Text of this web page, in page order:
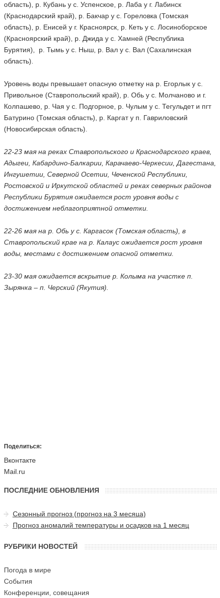
область), р. Кубань у с. Успенское, р. Лаба у г. Лабинск
(Краснодарский край), р. Бакчар у с. Гореловка (Томская
область), р. Енисей у г. Красноярск, р. Кеть у с. Лосиноборское
(Красноярский край), р. Джида у с. Хамней (Республика
Бурятия), р. Тымь у с. Ныш, р. Вал у с. Вал (Сахалинская
область).
Уровень воды превышает опасную отметку на р. Егорлык у с.
Привольное (Ставропольский край), р. Обь у с. Молчаново и г.
Колпашево, р. Чая у с. Подгорное, р. Чулым у с. Тегульдет и пгт
Батурино (Томская область), р. Каргат у п. Гавриловский
(Новосибирская область).
22-23 мая на реках Ставропольского и Краснодарского краев,
Адыгеи, Кабардино-Балкарии, Карачаево-Черкесии, Дагестана,
Ингушетии, Северной Осетии, Чеченской Республики,
Ростовской и Иркутской областей и реках северных районов
Республики Бурятия ожидается рост уровня воды с
достижением неблагоприятной отметки.
22-26 мая на р. Обь у с. Каргасок (Томская область), в
Ставропольский крае на р. Калаус ожидается рост уровня
воды, местами с достижением опасной отметки.
23-30 мая ожидается вскрытие р. Колыма на участке п.
Зырянка – п. Черский (Якутия).
Поделиться:
Вконтакте
Mail.ru
ПОСЛЕДНИЕ ОБНОВЛЕНИЯ
Сезонный прогноз (прогноз на 3 месяца)
Прогноз аномалий температуры и осадков на 1 месяц
РУБРИКИ НОВОСТЕЙ
Погода в мире
События
Конференции, совещания